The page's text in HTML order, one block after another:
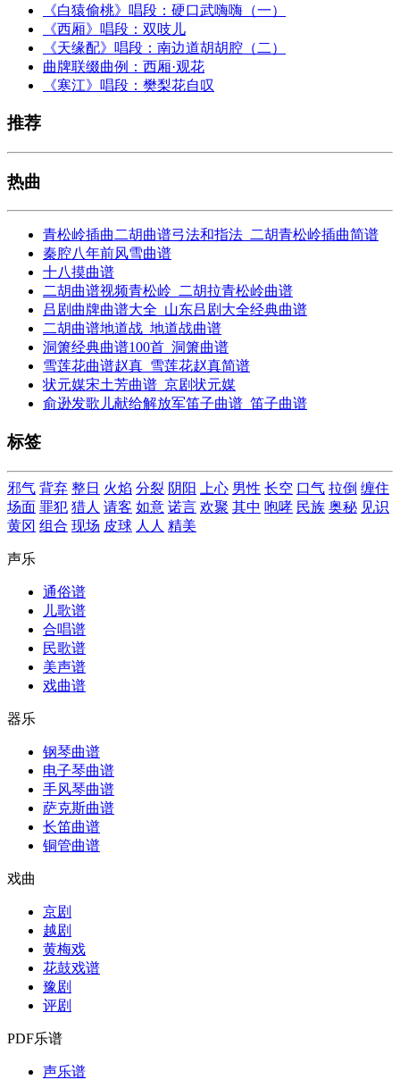
《白猿偷桃》唱段：硬口武嗨嗨（一）
《西厢》唱段：双吱儿
《天缘配》唱段：南边道胡胡腔（二）
曲牌联缀曲例：西厢·观花
《寒江》唱段：樊梨花自叹
推荐
热曲
青松岭插曲二胡曲谱弓法和指法_二胡青松岭插曲简谱
秦腔八年前风雪曲谱
十八摸曲谱
二胡曲谱视频青松岭_二胡拉青松岭曲谱
吕剧曲牌曲谱大全_山东吕剧大全经典曲谱
二胡曲谱地道战_地道战曲谱
洞箫经典曲谱100首_洞箫曲谱
雪莲花曲谱赵真_雪莲花赵真简谱
状元媒宋土芳曲谱_京剧状元媒
俞逊发歌儿献给解放军笛子曲谱_笛子曲谱
标签
邪气 背弃 整日 火焰 分裂 阴阳 上心 男性 长空 口气 拉倒 缠住
场面 罪犯 猎人 请客 如意 诺言 欢聚 其中 咆哮 民族 奥秘 见识
黄冈 组合 现场 皮球 人人 精美
声乐
通俗谱
儿歌谱
合唱谱
民歌谱
美声谱
戏曲谱
器乐
钢琴曲谱
电子琴曲谱
手风琴曲谱
萨克斯曲谱
长笛曲谱
铜管曲谱
戏曲
京剧
越剧
黄梅戏
花鼓戏谱
豫剧
评剧
PDF乐谱
声乐谱